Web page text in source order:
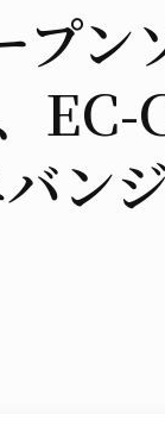
ン
EC-
ン